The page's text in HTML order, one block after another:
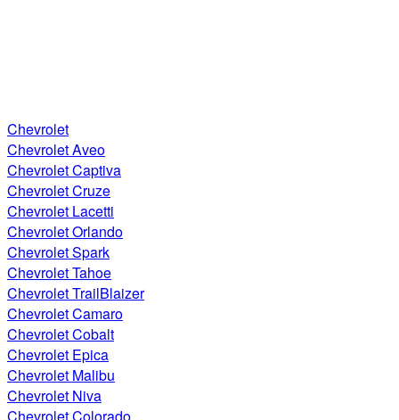
Chevrolet
Chevrolet Aveo
Chevrolet Captiva
Chevrolet Cruze
Chevrolet Lacetti
Chevrolet Orlando
Chevrolet Spark
Chevrolet Tahoe
Chevrolet TrailBlaizer
Chevrolet Camaro
Chevrolet Cobalt
Chevrolet Epica
Chevrolet Malibu
Chevrolet Niva